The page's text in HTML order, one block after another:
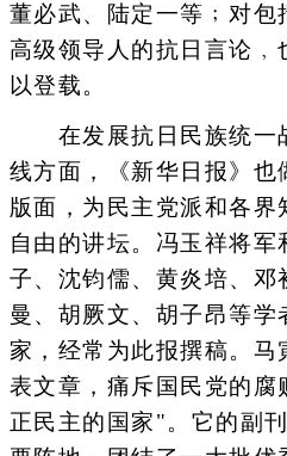
董必武、陆定一等﹔对包
高级领导人的抗日言论﹐
以登载。
在发展抗日民族统一
线方面，《新华日报》
版面，为民主党派和各
自由的讲坛。冯玉祥将军
子、沈钧儒、黄炎培、邓
曼、胡厥文、胡子昂等学
家，经常为此报撰稿。
表文章，痛斥国民党的
正民主的国家"。它的副